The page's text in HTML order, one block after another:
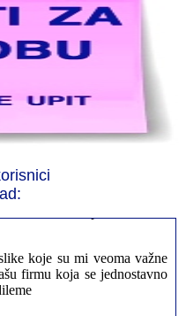
sve radnike u firmi jer su
stvari veoma pažljivo
vašoj firmi. Istog dana
Hvala Vam puno
firmu koja se jednostavno